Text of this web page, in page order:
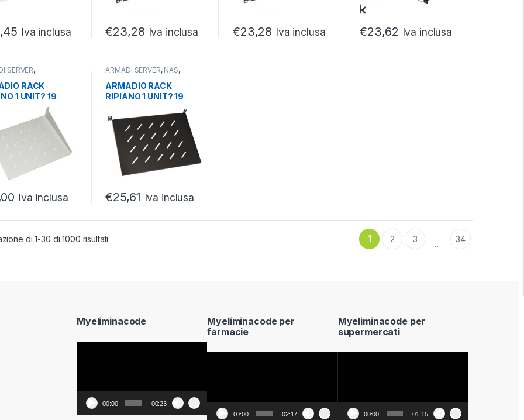
Iva inclusa €23,28 Iva inclusa €23,28 Iva inclusa €23,62 Iva inclusa
SERVER,
ACCESSORI ARMADI
RACK
1 UNIT? 19
350 MM
GRIGIO
Iva inclusa
ARMADI SERVER, NAS,
PARTI/ACCESSORI ARMADI
RACK,SERVER
ARMADIO RACK
RIPIANO 1 UNIT? 19
PROFONDIT? 350 MM
UNIVERSALE NERO
€25,61 Iva inclusa
di 1-30 di 1000 risultati 1 2 3 … 34
Myeliminacode
00:00 00:23
Myeliminacode per
farmacie
00:00 02:17
Myeliminacode per
supermercati
00:00 01:15